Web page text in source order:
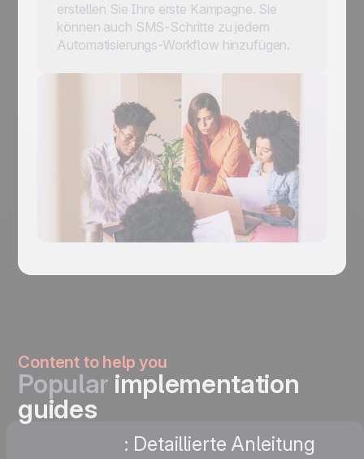
erstellen Sie Ihre erste Kampagne. Sie
können auch SMS-Schritte zu jedem
Automatisierungs-Workflow hinzufügen.
Content to help you
Popular implementation
guides
: Detaillierte Anleitung